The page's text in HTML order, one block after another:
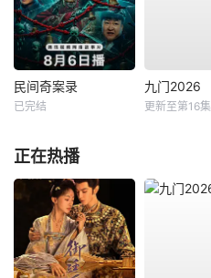
民间奇案录
已完结
九门2026
更新至第16集
正在热播